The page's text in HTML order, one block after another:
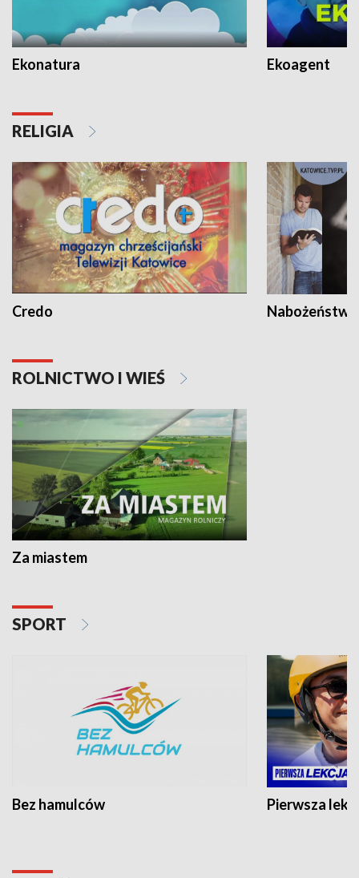
Ekonatura Ekoagent
RELIGIA
Credo
ROLNICTWO I WIEŚ
Za miastem
SPORT
Bez hamulców Pierwsza